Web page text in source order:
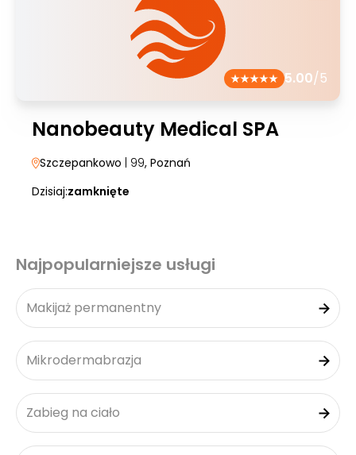
5.00/5
Nanobeauty Medical SPA
Szczepankowo | 99, Poznań
Dzisiaj:zamknięte
Najpopularniejsze usługi
Makijaż permanentny
Mikrodermabrazja
Zabieg na ciało